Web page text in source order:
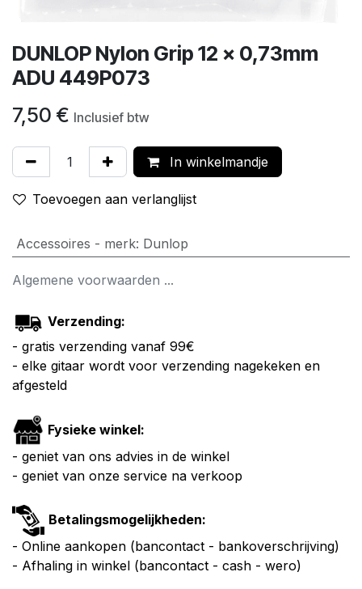
DUNLOP Nylon Grip 12 x 0,73mm
ADU 449P073
7,50 € Inclusief btw
In winkelmandje
Toevoegen aan verlanglijst
Accessoires - merk: Dunlop
Algemene voorwaarden ...
Verzending:
- gratis verzending vanaf 99€
- elke gitaar wordt voor verzending nagekeken en
afgesteld
Fysieke winkel:
- geniet van ons advies in de winkel
- geniet van onze service na verkoop
Betalingsmogelijkheden:
- Online aankopen (bancontact - bankoverschrijving)
- Afhaling in winkel (bancontact - cash - wero)